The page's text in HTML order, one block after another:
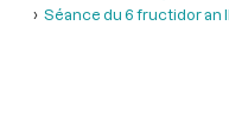
Séance du 6 fructidor an